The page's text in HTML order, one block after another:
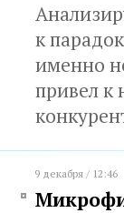
к
именно
привел к
9 декабря / 12:46